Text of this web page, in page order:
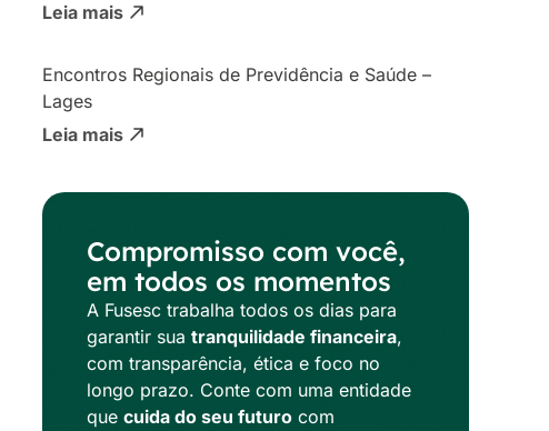
Leia mais
Encontros Regionais de Previdência e Saúde –
Lages
Leia mais
Compromisso com você,
em todos os momentos
A Fusesc trabalha todos os dias para
garantir sua tranquilidade financeira,
com transparência, ética e foco no
longo prazo. Conte com uma entidade
que cuida do seu futuro com